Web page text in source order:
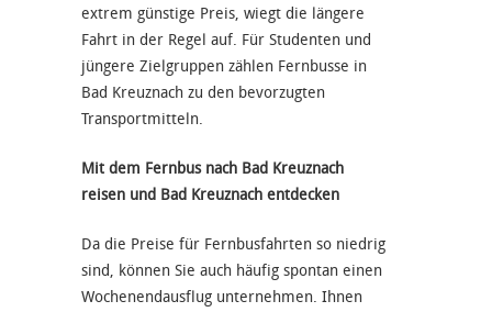
extrem günstige Preis, wiegt die längere
Fahrt in der Regel auf. Für Studenten und
jüngere Zielgruppen zählen Fernbusse in
Bad Kreuznach zu den bevorzugten
Transportmitteln.
Mit dem Fernbus nach Bad Kreuznach
reisen und Bad Kreuznach entdecken
Da die Preise für Fernbusfahrten so niedrig
sind, können Sie auch häufig spontan einen
Wochenendausflug unternehmen. Ihnen